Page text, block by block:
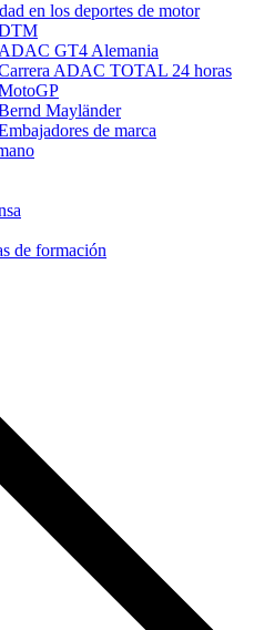
en los deportes de motor
ADAC GT4 Alemania
ADAC TOTAL 24 horas
Mayländer
de marca
de formación